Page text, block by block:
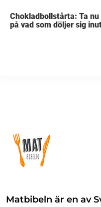
Chokladbollstårta: Ta
på vad som döljer sig
Matbibeln är en av